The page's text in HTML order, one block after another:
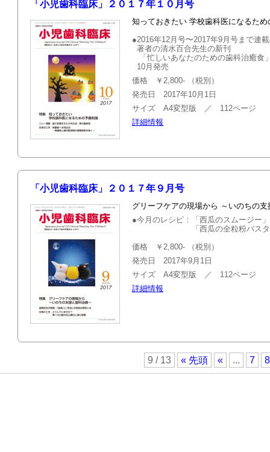
「小児歯科臨床」２０１７年１０月号
知っておきたい 学校歯科医になるため
●2016年12月号〜2017年9月号まで連
著者の清水百合先生の新刊
「忙しいあなたのための歯科治癒食
10月発売
価格 ￥2,800- （税別）
発売日 2017年10月1日
サイズ A4変型版 ／ 112ページ
詳細情報
「小児歯科臨床」２０１７年９月号
グリーフケアの現場から ～いのちの
●今月のレシピ：「西瓜のスムージー
「西瓜の全粒粉パスタ」「
価格 ￥2,800- （税別）
発売日 2017年9月1日
サイズ A4変型版 ／ 112ページ
詳細情報
9 / 13 « 先頭 « ... 7 8